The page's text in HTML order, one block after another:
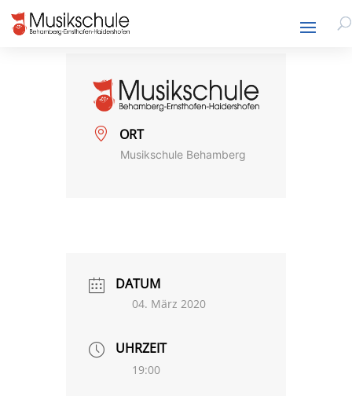
ORT
Musikschule Behamberg
DATUM
04. März 2020
UHRZEIT
19:00